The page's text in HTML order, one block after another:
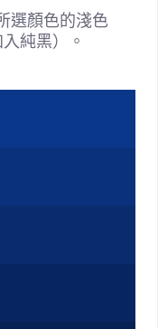
選顏色的淺色
純黑）。